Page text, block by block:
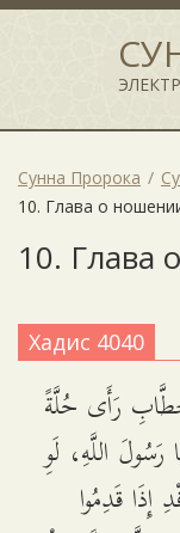
Сунна Пророка
10. Глава о
10. Глава
Хадис 4040
رَأَى حُلَّةً
اللَّهِ، لَوِ
إِذَا قَدِمُوا